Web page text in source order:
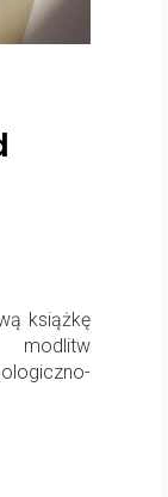
książkę
modlitw